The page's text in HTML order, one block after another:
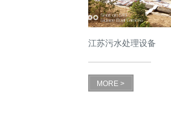
江苏污水处理设备
MORE >